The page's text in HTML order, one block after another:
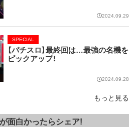
2024.09.29
【パチスロ】最終回は…最強の名機を
ピックアップ！
SPECIAL
2024.09.28
もっと見る
面白かったらシェア!